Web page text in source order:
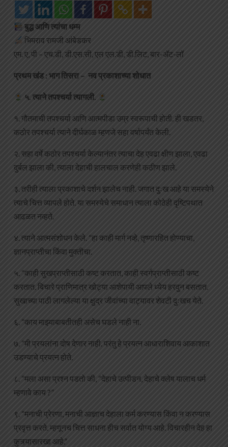
बुद्ध आणि त्यांचा धम्म
भिमराव रामजी आंबेडकर
एम. ए, पी – एच.डी, डी.एस.सी, एल एल.डी, डी.लिट, बार-ॲट-लॉ
प्रथम खंड : भाग तिसरा – नव प्रकाशाच्या शोधात
५. त्याने तपश्चर्या त्यागली.
१. गौतमाची तपश्चर्या आणि आत्मपीडा उम्र स्वरूपाची होती. ही खडतर,
कठोर तपश्चर्या त्याने दीर्घकाळ म्हणजे सहा वर्षापर्यंत केली.
२. सहा वर्षे कठोर तपश्चर्या केल्यानंतर त्याचा देह एवढा क्षीण झाला, एवढा
दुर्बल झाला की, त्याला देहाची हालचाल करणेही कठीण झाले.
३. तरीही त्याला प्रकाशाचे दर्शन झालेच नाही. जगात दुःख आहे या समस्येने
त्याचे चित्त व्यापले होते. या समस्येचे समाधान त्याला कोठेही दृष्टिपथात
आढळत नव्हते.
४. त्याने आत्मसंशोधन केले. “हा काही मार्ग नव्हे, तृष्णारहित होण्याचा,
ज्ञानप्राप्तीचा किंवा मुक्तीचा.
५. “काही सुखप्राप्तीसाठी कष्ट करतात, काही स्वर्गप्राप्तीसाठी कष्ट
करतात. बिचारे प्राणिमात्र खोट्या आशेपायी आपले ध्येय हरवुन बसतात.
सुखाच्या पाठी लागलेल्या या क्षुद्र जीवांच्या वाट्यावर शेवटी दुःखच येते.
६. “काय माझ्याबाबतीतही असेच घडले नाही ना.
७. “मी प्रयलांना दोष देणार नाही. परंतु हे प्रयत्न आधाराशिवाय आकाशात
उडण्याचे प्रयत्न होते.
८. “मला असा प्रश्न पडतो की, “देहाचे उत्पीडन, देहाचे क्लेष यालाच धर्म
म्हणावे काय ?”
९. “मनाची प्रेरणा, मनाची आज्ञाच देहाला कर्म करण्यास किंवा न करण्यास
प्रवृत्त करते. म्हणूनच चित्त साधना हीच सर्वात योग्य आहे. विचारहीन देह हा
कुत्र्यासारखा आहे.”